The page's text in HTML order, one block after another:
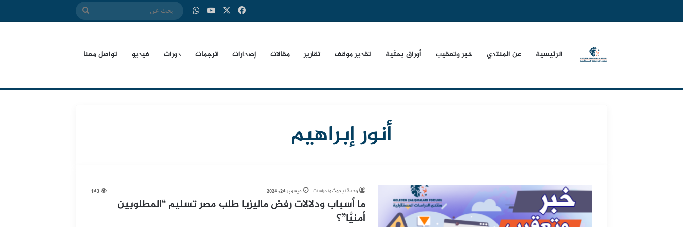
فيسبوك ‫YouTubeواتساب بحث
الرئيسية عن المنتدي خبر وتعقيب أوراق بحثية تقدير موقف تقارير مقالات إصدارات ترجمات دورات فيديو تواصل معنا
أنور إبراهيم
وحدة البحوث والدراسات ديسمبر 24, 2024 143
ما أسباب ودلالات رفض ماليزيا طلب مصر تسليم “المطلوبين
أمنيًّا”؟